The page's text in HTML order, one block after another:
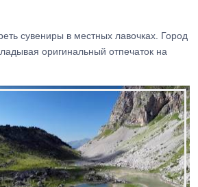
сувениры в местных лавочках. Город
оригинальный отпечаток на